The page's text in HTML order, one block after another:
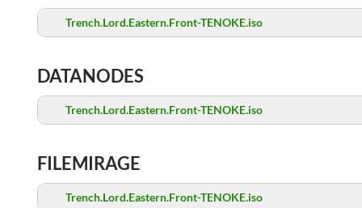
Trench.Lord.Eastern.Front-TENOKE.iso
DATANODES
Trench.Lord.Eastern.Front-TENOKE.iso
FILEMIRAGE
Trench.Lord.Eastern.Front-TENOKE.iso